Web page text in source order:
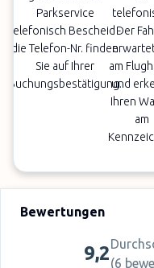
Parkservice
telefonisch Bescheid -
die Telefon-Nr. finden
Sie auf Ihrer
Buchungsbestätigung.
Der
am
und
Ihren
am
Bewertungen
9,2(6